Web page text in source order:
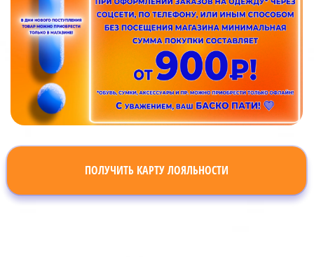
ПОЛУЧИТЬ КАРТУ ЛОЯЛЬНОСТИ